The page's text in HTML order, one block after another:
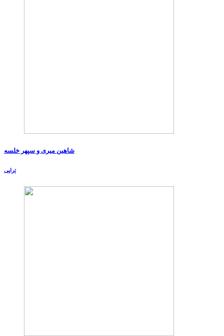
شاهین میری و سپهر خلسه
تراپی